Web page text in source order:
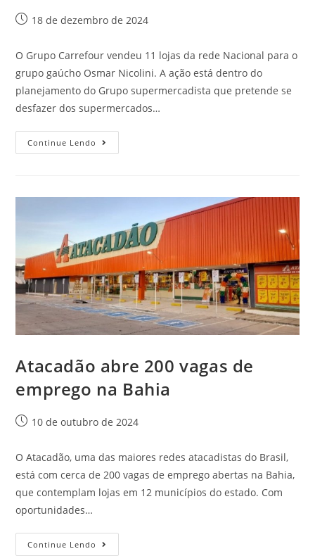
18 de dezembro de 2024
O Grupo Carrefour vendeu 11 lojas da rede Nacional para o
grupo gaúcho Osmar Nicolini. A ação está dentro do
planejamento do Grupo supermercadista que pretende se
desfazer dos supermercados…
Continue Lendo
Atacadão abre 200 vagas de
emprego na Bahia
10 de outubro de 2024
O Atacadão, uma das maiores redes atacadistas do Brasil,
está com cerca de 200 vagas de emprego abertas na Bahia,
que contemplam lojas em 12 municípios do estado. Com
oportunidades…
Continue Lendo